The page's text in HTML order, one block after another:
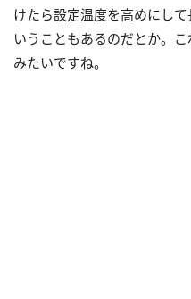
けたら設定温度を高めにし
いうこともあるのだとか。
みたいですね。